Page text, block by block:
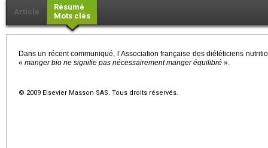
Article
Résumé
Mots clés
Dans un récent communiqué, l’Association française des diététiciens
« manger bio ne signifie pas nécessairement manger équilibré ».
© 2009 Elsevier Masson SAS. Tous droits réservés.